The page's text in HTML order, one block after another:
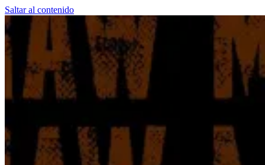
Saltar al contenido